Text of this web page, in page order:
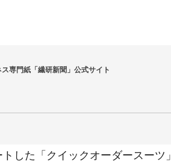
専門紙「繊研新聞」公式サイト
した「クイックオーダースーツ